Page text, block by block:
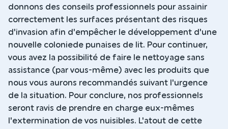
donnons des conseils professionnels pour assainir
correctement les surfaces présentant des risques
d'invasion afin d'empêcher le développement d'une
nouvelle coloniede punaises de lit. Pour continuer,
vous avez la possibilité de faire le nettoyage sans
assistance (par vous-même) avec les produits que
nous vous aurons recommandés suivant l'urgence
de la situation. Pour conclure, nos professionnels
seront ravis de prendre en charge eux-mêmes
l'extermination de vos nuisibles. L'atout de cette